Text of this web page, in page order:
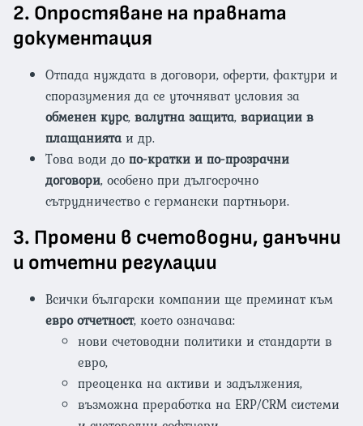
2. Опростяване на правната
документация
Отпада нуждата в договори, оферти, фактури и
споразумения да се уточняват условия за
обменен курс,валутна защита,вариации в
плащанията и др.
Това води допо-кратки и по-прозрачни
договори, особено при дългосрочно
сътрудничество с германски партньори.
3. Промени в счетоводни, данъчни
и отчетни регулации
Всички български компании ще преминат към
евро отчетност, което означава:
нови счетоводни политики и стандарти в
евро,
преоценка на активи и задължения,
възможна преработка на ERP/CRM системи